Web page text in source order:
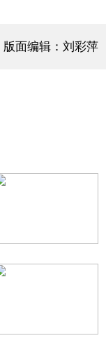
面编辑：刘彩萍